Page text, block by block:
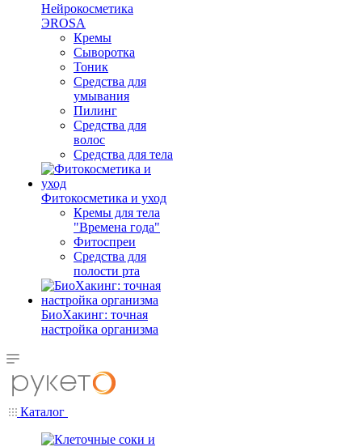
Нейрокосметика
ЭROSA
Кремы
Сыворотка
Тоник
Средства для
умывания
Пилинг
Средства для
волос
Средства для тела
Фитокосметика и уход
Кремы для тела
"Времена года"
Фитоспреи
Средства для
полости рта
БиоХакинг: точная
настройка организма
Каталог